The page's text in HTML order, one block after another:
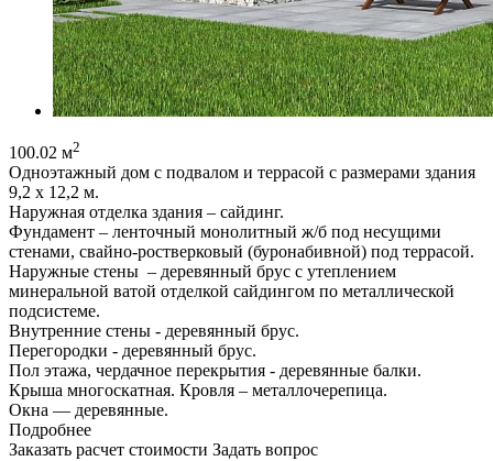
100.02 м2
Одноэтажный дом с подвалом и террасой с размерами здания
9,2 x 12,2 м.
Наружная отделка здания – сайдинг.
Фундамент – ленточный монолитный ж/б под несущими
стенами, свайно-ростверковый (буронабивной) под террасой.
Наружные стены – деревянный брус с утеплением
минеральной ватой отделкой сайдингом по металлической
подсистеме.
Внутренние стены - деревянный брус.
Перегородки - деревянный брус.
Пол этажа, чердачное перекрытия - деревянные балки.
Крыша многоскатная. Кровля – металлочерепица.
Окна — деревянные.
Подробнее
Заказать расчет стоимости Задать вопрос